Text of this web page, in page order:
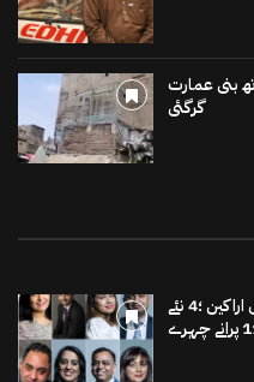
بنی عمارت
گرگئی
برطانوی پارلیمنٹ میں 15 برٹش پاکستانی اراکین ؛4 نئے